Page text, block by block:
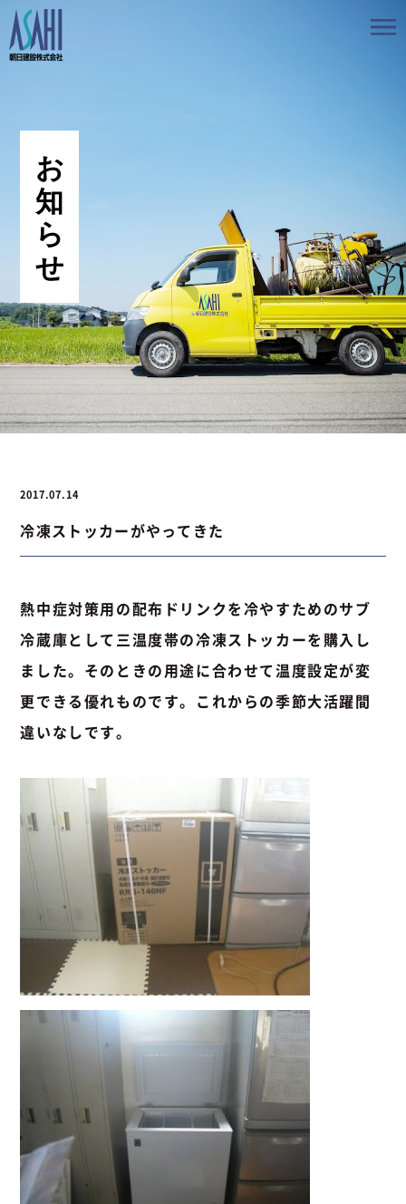
事業案内
会社情報
採用情報
お知らせ
BLOG
お問い合わせ
お問い合わせ 076-441-3201
2017.07.14
冷凍ストッカーがやってきた
熱中症対策用の配布ドリンクを冷やすためのサブ
冷蔵庫として三温度帯の冷凍ストッカーを購入し
ました。そのときの用途に合わせて温度設定が変
更できる優れものです。これからの季節大活躍間
違いなしです。